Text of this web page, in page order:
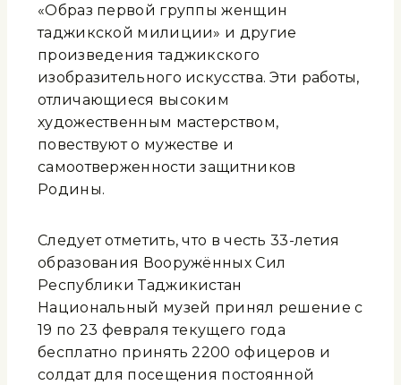
«Образ первой группы женщин
таджикской милиции» и другие
произведения таджикского
изобразительного искусства. Эти работы,
отличающиеся высоким
художественным мастерством,
повествуют о мужестве и
самоотверженности защитников
Родины.
Следует отметить, что в честь 33-летия
образования Вооружённых Сил
Республики Таджикистан
Национальный музей принял решение с
19 по 23 февраля текущего года
бесплатно принять 2200 офицеров и
солдат для посещения постоянной